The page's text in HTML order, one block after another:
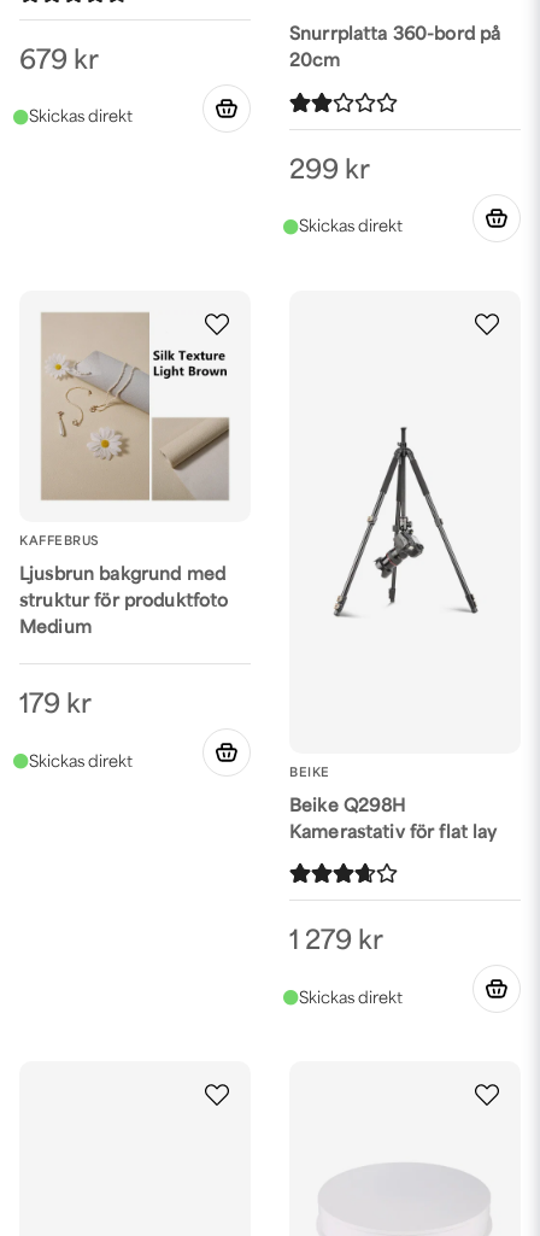
679 kr
Snurrplatta 360-bord på
20cm
299 kr
KAFFEBRUS
Ljusbrun bakgrund med
struktur för produktfoto
Medium
179 kr
BEIKE
Beike Q298H
Kamerastativ för flat lay
1 279 kr